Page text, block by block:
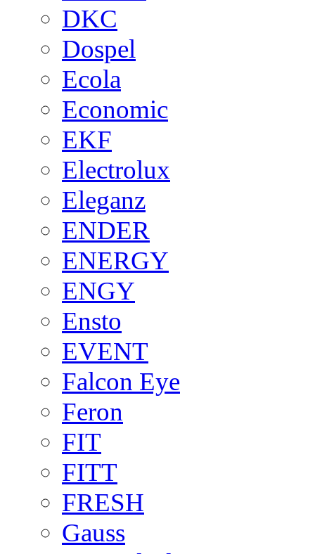
DKC
Dospel
Ecola
Economic
EKF
Electrolux
Eleganz
ENDER
ENERGY
ENGY
Ensto
EVENT
Falcon Eye
Feron
FIT
FITT
FRESH
Gauss